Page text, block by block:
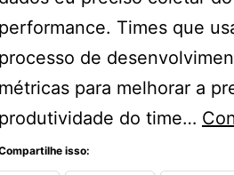
performance. Times que
processo de
métricas para melhorar a
produtividade do time…
isso: